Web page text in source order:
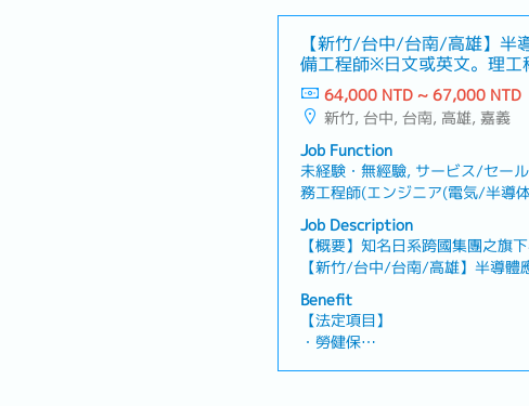
・各種休假（特別休假、婚假、
產假、產假、育嬰假）
・退休金
【公司福利】
・ 一年三次獎金
・各項勤務津貼
・優於勞基法的加班計算倍率
・定期健康檢查
・優於勞基法的特別休假制度、全
・國內外培訓制度、學習補助、日
・提案獎金、久任獎金、久任假等
【新竹/台中/台南/高雄】半
備工程師※日文或英文。理工
OK※－日系半導體設備供應商
64,000 NTD ~ 67,000 NTD
新竹, 台中, 台南, 高雄, 嘉義
Job Function
未経験・無經驗, サービス/セー
務工程師(エンジニア(電気/半導
エンジニア・其他(電機/半導體)
スエンジニア・服務/業務工程師(
他(機械)エンジニア・其他(機械)
Job Description
【概要】知名日系跨國集團之旗
【新竹/台中/台南/高雄】半導體
容】・機台問題現象掌握及資料收
決・報告作成及整理、仕樣書交涉
事務處理・國內、海外設備業務
需3休3輪班
Benefit
【法定項目】
・勞健保